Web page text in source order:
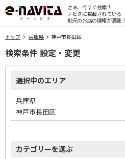
さぁ、今すぐ検索！
ナビタに掲載されている
地元のお店の情報が満載！
トップ 兵庫県 神戸市長田区
検索条件 設定・変更
選択中のエリア
兵庫県
神戸市長田区
カテゴリーを選ぶ